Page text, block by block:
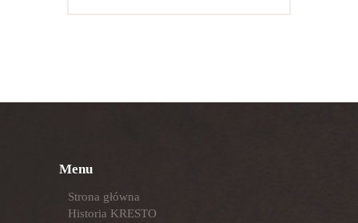
Menu
Strona główna
Historia KRESTO